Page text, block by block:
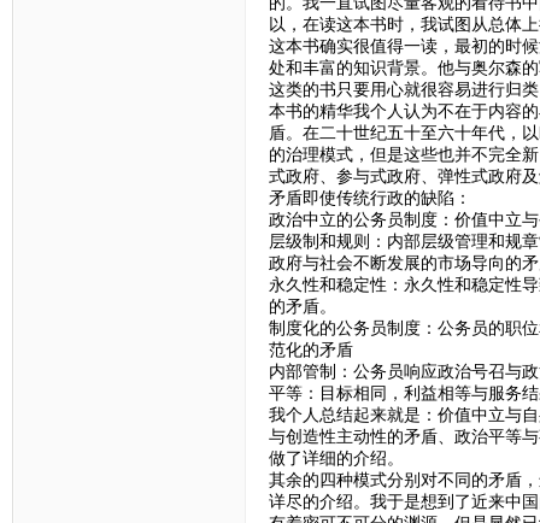
以，在读这本书时，我试图从总体
这本书确实很值得一读，最初的时
处和丰富的知识背景。他与奥尔森
这类的书只要用心就很容易进行归
本书的精华我个人认为不在于内容
盾。在二十世纪五十至六十年代，
的治理模式，但是这些也并不完全
式政府、参与式政府、弹性式政府
矛盾即使传统行政的缺陷：
政治中立的公务员制度：价值中立
层级制和规则：内部层级管理和规
政府与社会不断发展的市场导向的
永久性和稳定性：永久性和稳定性
的矛盾。
制度化的公务员制度：公务员的职
范化的矛盾
内部管制：公务员响应政治号召与
平等：目标相同，利益相等与服务
我个人总结起来就是：价值中立与
与创造性主动性的矛盾、政治平等
做了详细的介绍。
其余的四种模式分别对不同的矛盾
详尽的介绍。我于是想到了近来中